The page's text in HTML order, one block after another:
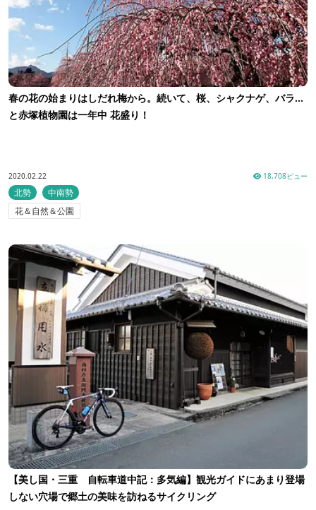
春の花の始まりはしだれ梅から。続いて、桜、シャクナゲ、バラ…
と赤塚植物園は一年中 花盛り！
2020.02.22 18,708ビュー
北勢
中南勢
花＆自然＆公園
【美し国・三重 自転車道中記：多気編】観光ガイドにあまり登場
しない穴場で郷土の美味を訪ねるサイクリング